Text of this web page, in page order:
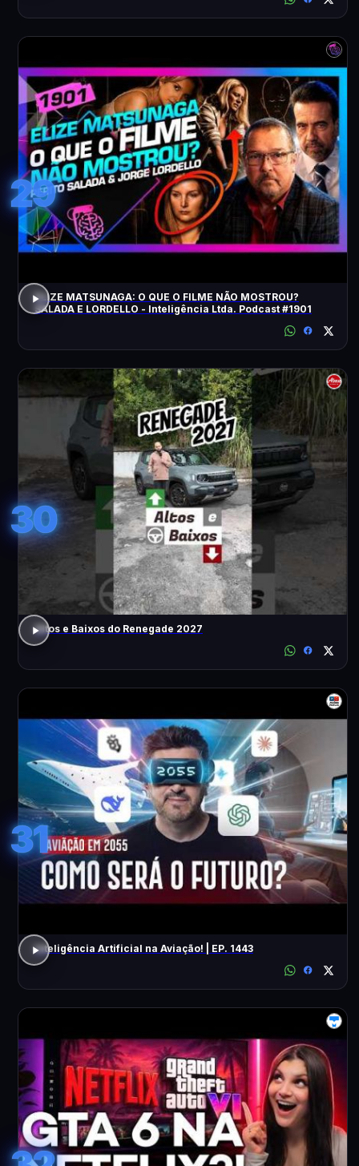
29
ELIZE MATSUNAGA: O QUE O FILME NÃO MOSTROU?
SALADA E LORDELLO - Inteligência Ltda. Podcast #1901
30
Altos e Baixos do Renegade 2027
31
Inteligência Artificial na Aviação! | EP. 1443